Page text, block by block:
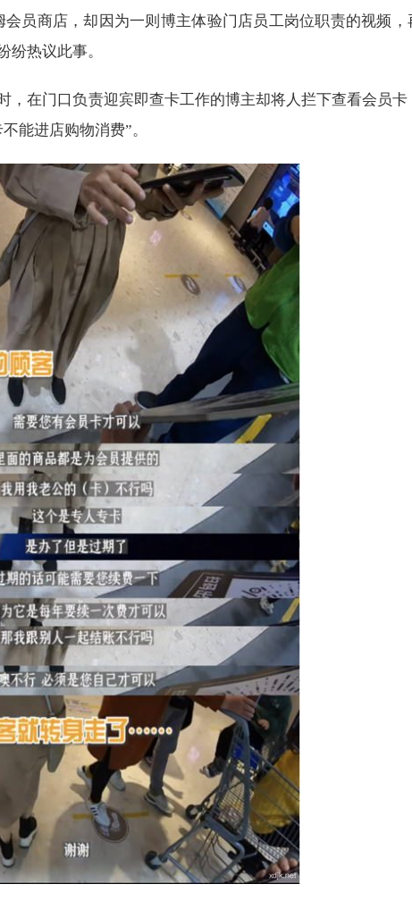
员商店，却因为一则博主体验门店员工岗位职责的视频，
纷热议此事。
，在门口负责迎宾即查卡工作的博主却将人拦下查看会员卡
能进店购物消费”。